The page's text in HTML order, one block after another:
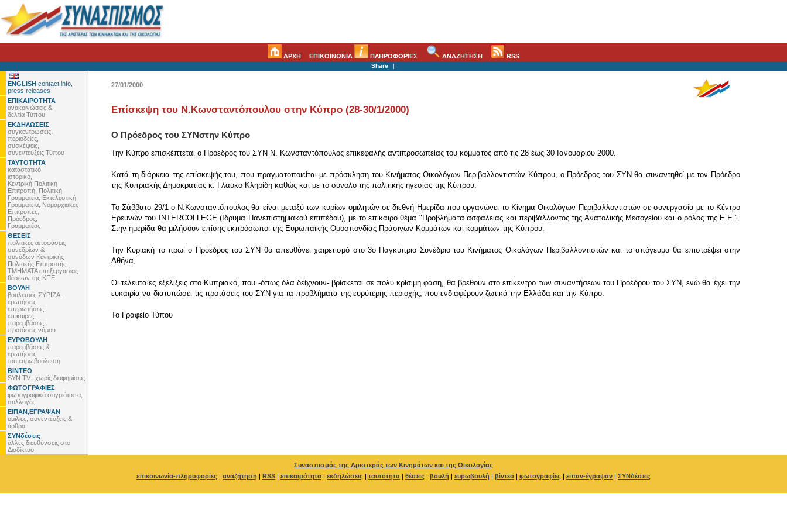
ΑΡΧΗ ΕΠΙΚΟΙΝΩΝΙΑ ΠΛΗΡΟΦΟΡΙΕΣ ΑΝΑΖΗΤΗΣΗ RSS
Share |
ENGLISH contact info,
press releases
ΕΠΙΚΑΙΡΟΤΗΤΑ
ανακοινώσεις &
δελτία Τύπου
ΕΚΔΗΛΩΣΕΙΣ
συγκεντρώσεις,
περιοδείες,
συσκέψεις,
συνεντεύξεις Τύπου
ΤΑΥΤΟΤΗΤΑ
καταστατικό,
ιστορικό,
Κεντρική Πολιτική
Επιτροπή, Πολιτική
Γραμματεία, Εκτελεστική
Γραμματεία, Νομαρχιακές
Επιτροπές,
Πρόεδρος,
Γραμματέας
ΘΕΣΕΙΣ
πολιτικές αποφάσεις
συνεδρίων &
συνόδων Κεντρικής
Πολιτικής Επιτροπής,
ΤΜΗΜΑΤΑ επεξεργασίας
θέσεων της ΚΠΕ
ΒΟΥΛΗ
βουλευτές ΣΥΡΙΖΑ,
ερωτήσεις,
επερωτήσεις,
επίκαιρες,
παρεμβάσεις,
προτάσεις νόμου
ΕΥΡΩΒΟΥΛΗ
παρεμβάσεις &
ερωτήσεις
του ευρωβουλευτή
ΒΙΝΤΕΟ
SYN TV.. χωρίς διαφημίσεις
ΦΩΤΟΓΡΑΦΙΕΣ
φωτογραφικά στιγμιότυπα,
συλλογές
ΕΙΠΑΝ,ΕΓΡΑΨΑΝ
ομιλίες, συνεντεύξεις &
άρθρα
ΣΥΝδέσεις
άλλες διευθύνσεις στο
Διαδίκτυο
27/01/2000
Επίσκεψη του Ν.Κωνσταντόπουλου στην Κύπρο (28-30/1/2000)
Ο Πρόεδρος του ΣΥΝστην Κύπρο
Την Κύπρο επισκέπτεται ο Πρόεδρος του ΣΥΝ Ν. Κωνσταντόπουλος επικεφαλής αντιπροσωπείας του κόμματος από τις 28 έως 30 Ιανουαρίου 2000.
Κατά τη διάρκεια της επίσκεψής του, που πραγματοποιείται με πρόσκληση του Κινήματος Οικολόγων Περιβαλλοντιστών Κύπρου, ο Πρόεδρος του ΣΥΝ θα συναντηθεί με τον Πρόεδρο
της Κυπριακής Δημοκρατίας κ. Γλαύκο Κληρίδη καθώς και με το σύνολο της πολιτικής ηγεσίας της Κύπρου.
Το Σάββατο 29/1 ο Ν.Κωνσταντόπουλος θα είναι μεταξύ των κυρίων ομιλητών σε διεθνή Ημερίδα που οργανώνει το Κίνημα Οικολόγων Περιβαλλοντιστών σε συνεργασία με το Κέντρο
Ερευνών του INTERCOLLEGE (Ιδρυμα Πανεπιστημιακού επιπέδου), με το επίκαιρο θέμα "Προβλήματα ασφάλειας και περιβάλλοντος της Ανατολικής Μεσογείου και ο ρόλος της Ε.Ε.".
Στην ημερίδα θα μιλήσουν επίσης εκπρόσωποι της Ευρωπαϊκής Ομοσπονδίας Πράσινων Κομμάτων και κομμάτων της Κύπρου.
Την Κυριακή το πρωί ο Πρόεδρος του ΣΥΝ θα απευθύνει χαιρετισμό στο 3ο Παγκύπριο Συνέδριο του Κινήματος Οικολόγων Περιβαλλοντιστών και το απόγευμα θα επιστρέψει στην
Αθήνα,
Οι τελευταίες εξελίξεις στο Κυπριακό, που -όπως όλα δείχνουν- βρίσκεται σε πολύ κρίσιμη φάση, θα βρεθούν στο επίκεντρο των συναντήσεων του Προέδρου του ΣΥΝ, ενώ θα έχει την
ευκαιρία να διατυπώσει τις προτάσεις του ΣΥΝ για τα προβλήματα της ευρύτερης περιοχής, που ενδιαφέρουν ζωτικά την Ελλάδα και την Κύπρο.
To Γραφείο Τύπου
Συνασπισμός της Αριστεράς των Κινημάτων και της Οικολογίας
επικοινωνία-πληροφορίες | αναζήτηση | RSS | επικαιρότητα | εκδηλώσεις | ταυτότητα | θέσεις | βουλή | ευρωβουλή | βίντεο | φωτογραφίες | είπαν-έγραψαν | ΣΥΝδέσεις